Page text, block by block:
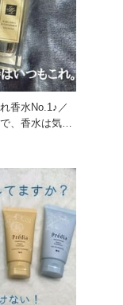
香水No.1♪／
、香水は気分